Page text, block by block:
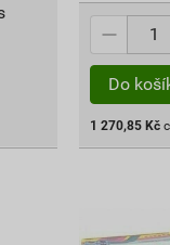
Do
1 270,85 Kč